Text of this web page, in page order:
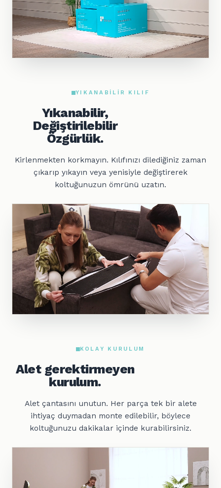
YIKANABILIR KILIF
Yıkanabilir,
Değiştirilebilir
Özgürlük.
Kirlenmekten korkmayın. Kılıfınızı dilediğiniz zaman
çıkarıp yıkayın veya yenisiyle değiştirerek
koltuğunuzun ömrünü uzatın.
KOLAY KURULUM
Alet gerektirmeyen
kurulum.
Alet çantasını unutun. Her parça tek bir alete
ihtiyaç duymadan monte edilebilir, böylece
koltuğunuzu dakikalar içinde kurabilirsiniz.